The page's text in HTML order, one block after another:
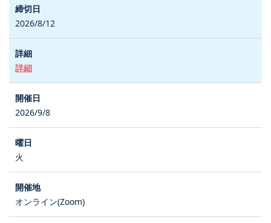
2026/8/12
詳細
2026/9/8
火
オンライン(Zoom)